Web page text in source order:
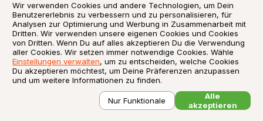
und soweit diese gesetzlich, z.B. im Fall von
Bestandskundenwerbung, erlaubt ist. Soweit wir einen
Dienstleister mit dem Versand von E-Mails beauftragen,
geschieht dies auf der Grundlage unserer berechtigten
Interessen. Das Registrierungsverfahren wird auf der
Grundlage unserer berechtigten Interessen aufgezeichnet,
um nachzuweisen, dass es in Übereinstimmung mit dem
Gesetz durchgeführt wurde.
Inhalte: Informationen zu uns, unseren Leistungen, Aktionen
Wir verwenden Cookies und andere Technologien, um Dein
Benutzererlebnis zu verbessern und zu personalisieren, für
Analysen zur Optimierung und Werbung in Zusammenarbeit mit
Dritten. Wir verwenden unsere eigenen Cookies und Cookies
von Dritten. Wenn Du auf alles akzeptieren Du die Verwendung
aller Cookies. Wir setzen immer notwendige Cookies. Wähle
Einstellungen verwalten, um zu entscheiden, welche Cookies
Du akzeptieren möchtest, um Deine Präferenzen anzupassen
und um weitere Informationen zu finden.
Nur Funktionale
Alle
akzeptieren